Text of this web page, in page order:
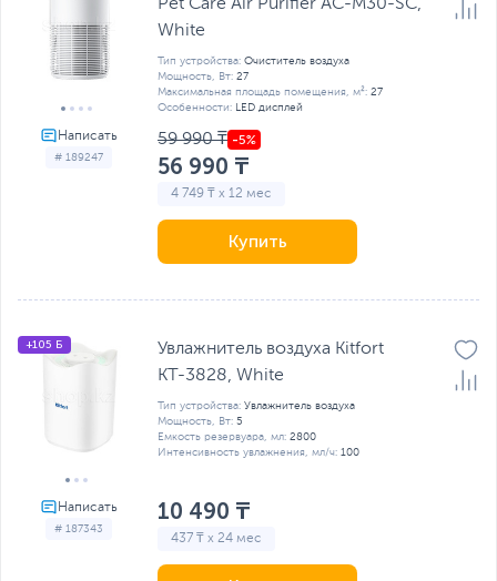
# 189247
Pet Care Air Purifier AC-M30-SC,
White
Тип устройства: Очиститель воздуха
Мощность, Вт: 27
Максимальная площадь помещения, м²: 27
Особенности:
LED дисплей
59 990 ₸
56 990 ₸
4 749 ₸ x 12 мес
Купить
# 187343
+105 Б
Увлажнитель воздуха Kitfort
КТ-3828, White
Тип устройства: Увлажнитель воздуха
Мощность, Вт: 5
Емкость резервуара, мл: 2800
Интенсивность увлажнения, мл/ч: 100
10 490 ₸
437 ₸ x 24 мес